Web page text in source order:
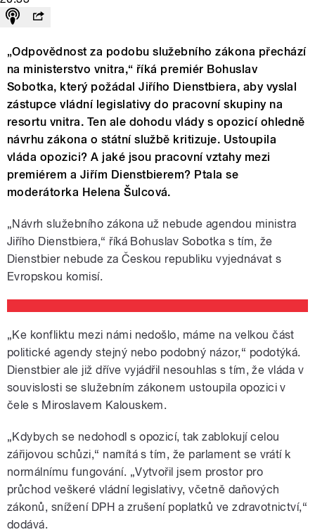
„Odpovědnost za podobu služebního zákona přechází
na ministerstvo vnitra,“ říká premiér Bohuslav
Sobotka, který požádal Jiřího Dienstbiera, aby vyslal
zástupce vládní legislativy do pracovní skupiny na
resortu vnitra. Ten ale dohodu vlády s opozicí ohledně
návrhu zákona o státní službě kritizuje. Ustoupila
vláda opozici? A jaké jsou pracovní vztahy mezi
premiérem a Jiřím Dienstbierem? Ptala se
moderátorka Helena Šulcová.
„Návrh služebního zákona už nebude agendou ministra
Jiřího Dienstbiera,“ říká Bohuslav Sobotka s tím, že
Dienstbier nebude za Českou republiku vyjednávat s
Evropskou komisí.
„Ke konfliktu mezi námi nedošlo, máme na velkou část
politické agendy stejný nebo podobný názor,“ podotýká.
Dienstbier ale již dříve vyjádřil nesouhlas s tím, že vláda v
souvislosti se služebním zákonem ustoupila opozici v
čele s Miroslavem Kalouskem.
„Kdybych se nedohodl s opozicí, tak zablokují celou
zářijovou schůzi,“ namítá s tím, že parlament se vrátí k
normálnímu fungování. „Vytvořil jsem prostor pro
průchod veškeré vládní legislativy, včetně daňových
zákonů, snížení DPH a zrušení poplatků ve zdravotnictví,“
dodává.